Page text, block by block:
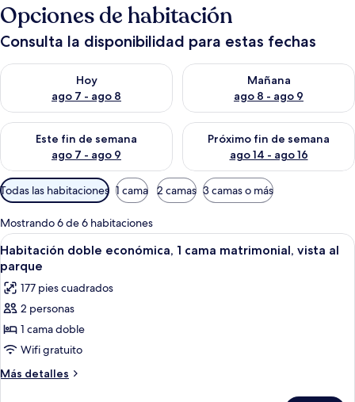
Opciones de habitación
Consulta la disponibilidad para estas fechas
Hoy
ago 7 - ago 8
Consulta la disponibilidad para hoy ago 7 - ago 8
Mañana
ago 8 - ago 9
Consulta la disponibilidad
Este fin de semana
ago 7 - ago 9
Consulta la disponibilidad para este fin de semana ago 7 -
Próximo fin de semana
ago 14 - ago 16
Consulta la disponibilidad
Filtros
disponibles
para
las
habitaciones
Todas las habitaciones 1 cama 2 camas 3 camas o más
Mostrando 6 de 6 habitaciones
Abrir
todas
las
fotos
de
Habitación
doble
económica,
Habitación de hotel con cama,
5
Habitación doble económica, 1 cama matrimonial, vista al
parque
177 pies cuadrados
2 personas
1 cama doble
Wifi gratuito
Más detalles
Más